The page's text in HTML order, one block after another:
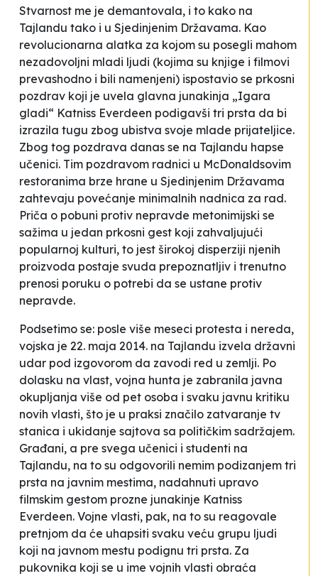
Stvarnost me je demantovala, i to kako na
Tajlandu tako i u Sjedinjenim Državama. Kao
revolucionarna alatka za kojom su posegli mahom
nezadovoljni mladi ljudi (kojima su knjige i filmovi
prevashodno i bili namenjeni) ispostavio se prkosni
pozdrav koji je uvela glavna junakinja „Igara
gladi“ Katniss Everdeen podigavši tri prsta da bi
izrazila tugu zbog ubistva svoje mlade prijateljice.
Zbog tog pozdrava danas se na Tajlandu hapse
učenici. Tim pozdravom radnici u McDonaldsovim
restoranima brze hrane u Sjedinjenim Državama
zahtevaju povećanje minimalnih nadnica za rad.
Priča o pobuni protiv nepravde metonimijski se
sažima u jedan prkosni gest koji zahvaljujući
popularnoj kulturi, to jest širokoj disperziji njenih
proizvoda postaje svuda prepoznatljiv i trenutno
prenosi poruku o potrebi da se ustane protiv
nepravde.
Podsetimo se: posle više meseci protesta i nereda,
vojska je 22. maja 2014. na Tajlandu izvela državni
udar pod izgovorom da zavodi red u zemlji. Po
dolasku na vlast, vojna hunta je zabranila javna
okupljanja više od pet osoba i svaku javnu kritiku
novih vlasti, što je u praksi značilo zatvaranje tv
stanica i ukidanje sajtova sa političkim sadržajem.
Građani, a pre svega učenici i studenti na
Tajlandu, na to su odgovorili nemim podizanjem tri
prsta na javnim mestima, nadahnuti upravo
filmskim gestom prozne junakinje Katniss
Everdeen. Vojne vlasti, pak, na to su reagovale
pretnjom da će uhapsiti svaku veću grupu ljudi
koji na javnom mestu podignu tri prsta. Za
pukovnika koji se u ime vojnih vlasti obraća